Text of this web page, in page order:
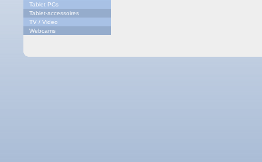
Tablet PCs
Tablet-accessoires
TV / Video
Webcams